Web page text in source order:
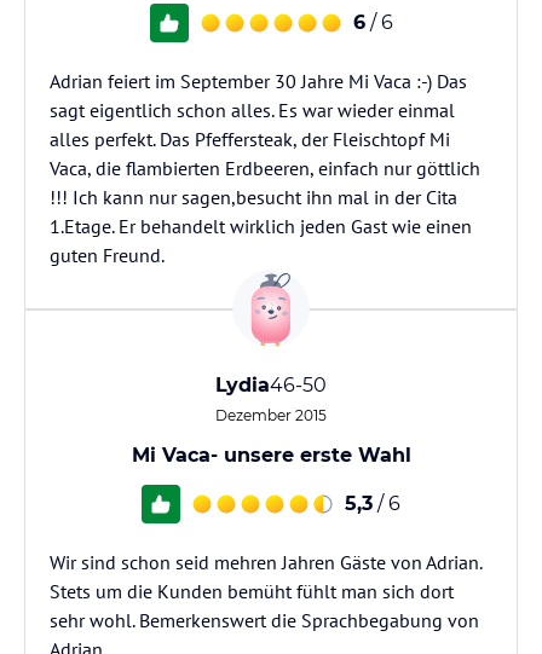
6 / 6
Adrian feiert im September 30 Jahre Mi Vaca :-) Das
sagt eigentlich schon alles. Es war wieder einmal
alles perfekt. Das Pfeffersteak, der Fleischtopf Mi
Vaca, die flambierten Erdbeeren, einfach nur göttlich
!!! Ich kann nur sagen,besucht ihn mal in der Cita
1.Etage. Er behandelt wirklich jeden Gast wie einen
guten Freund.
Lydia46-50
Dezember 2015
Mi Vaca- unsere erste Wahl
5,3 / 6
Wir sind schon seid mehren Jahren Gäste von Adrian.
Stets um die Kunden bemüht fühlt man sich dort
sehr wohl. Bemerkenswert die Sprachbegabung von
Adrian.